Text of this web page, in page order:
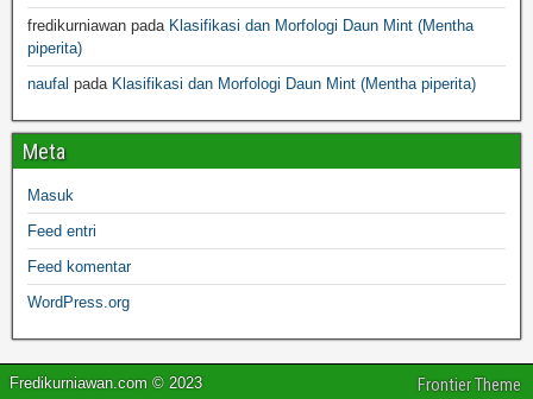
fredikurniawan pada Klasifikasi dan Morfologi Daun Mint (Mentha
piperita)
naufal pada Klasifikasi dan Morfologi Daun Mint (Mentha piperita)
Meta
Masuk
Feed entri
Feed komentar
WordPress.org
Fredikurniawan.com © 2023 Frontier Theme